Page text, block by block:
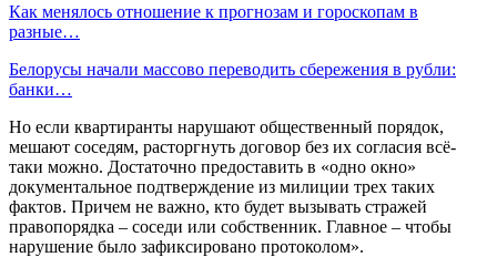
Как менялось отношение к прогнозам и гороскопам в
разные…
Белорусы начали массово переводить сбережения в рубли:
банки…
Но если квартиранты нарушают общественный порядок,
мешают соседям, расторгнуть договор без их согласия всё-
таки можно. Достаточно предоставить в «одно окно»
документальное подтверждение из милиции трех таких
фактов. Причем не важно, кто будет вызывать стражей
правопорядка – соседи или собственник. Главное – чтобы
нарушение было зафиксировано протоколом».